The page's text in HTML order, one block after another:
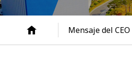
Mensaje del CEO